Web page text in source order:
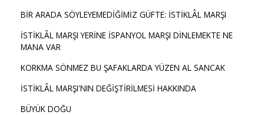
BİR ARADA SÖYLEYEMEDİĞİMİZ GÜFTE: İSTİKLÂL MARŞI
İSTİKLÂL MARŞI YERİNE İSPANYOL MARŞI DİNLEMEKTE NE
MANA VAR
KORKMA SÖNMEZ BU ŞAFAKLARDA YÜZEN AL SANCAK
İSTİKLÂL MARŞI'NIN DEĞİŞTİRİLMESİ HAKKINDA
BÜYÜK DOĞU